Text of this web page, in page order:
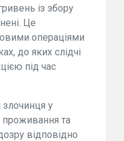
із збору
Це
операціями
до яких слідчі
під час
у
проживання та
відповідно